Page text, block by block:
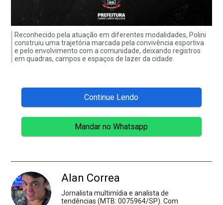
Reconhecido pela atuação em diferentes modalidades, Polini
construiu uma trajetória marcada pela convivência esportiva
e pelo envolvimento com a comunidade, deixando registros
em quadras, campos e espaços de lazer da cidade.
Continue Lendo
Mandar no Whatsapp
Alan Correa
Jornalista multimídia e analista de
tendências (MTB: 0075964/SP). Com